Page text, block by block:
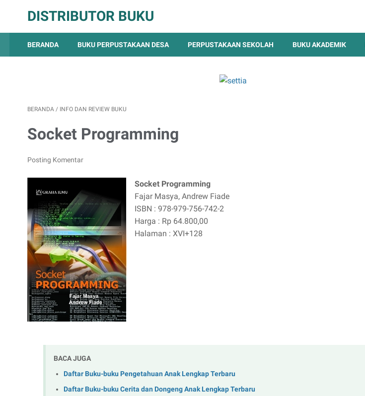
DISTRIBUTOR BUKU
BERANDA BUKU PERPUSTAKAAN DESA PERPUSTAKAAN SEKOLAH BUKU AKADEMIK
BERANDA / INFO DAN REVIEW BUKU
Socket Programming
Posting Komentar
Socket Programming
Fajar Masya, Andrew Fiade
ISBN : 978-979-756-742-2
Harga : Rp 64.800,00
Halaman : XVI+128
BACA JUGA
Daftar Buku-buku Pengetahuan Anak Lengkap Terbaru
Daftar Buku-buku Cerita dan Dongeng Anak Lengkap Terbaru